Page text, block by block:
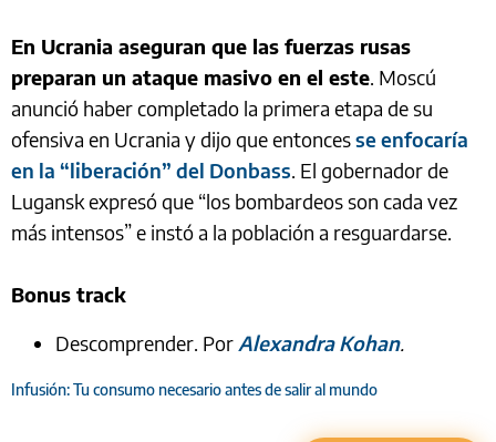
En Ucrania aseguran que las fuerzas rusas
preparan un ataque masivo en el este. Moscú
anunció haber completado la primera etapa de su
ofensiva en Ucrania y dijo que entoncesse enfocaría
en la “liberación” del Donbass. El gobernador de
Lugansk expresó que “los bombardeos son cada vez
más intensos” e instó a la población a resguardarse.
Bonus track
Descomprender. Por Alexandra Kohan.
Infusión: Tu consumo necesario antes de salir al mundo